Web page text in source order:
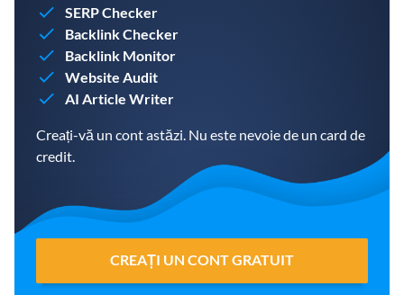
SERP Checker
Backlink Checker
Backlink Monitor
Website Audit
AI Article Writer
Creați-vă un cont astăzi. Nu este nevoie de un card de
credit.
CREAȚI UN CONT GRATUIT